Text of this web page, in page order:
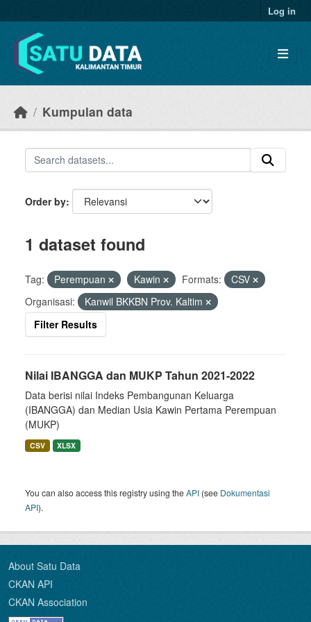
Log in
Kumpulan data
Order by
1 dataset found
Tag: Perempuan Kawin Formats:
CSV
Organisasi:
Kanwil BKKBN Prov. Kaltim
Filter Results
Nilai IBANGGA dan MUKP Tahun 2021-2022
Data berisi nilai Indeks Pembangunan Keluarga
(IBANGGA) dan Median Usia Kawin Pertama Perempuan
(MUKP)
CSV XLSX
You can also access this registry using theAPI (see Dokumentasi
API).
About Satu Data
CKAN API
CKAN Association